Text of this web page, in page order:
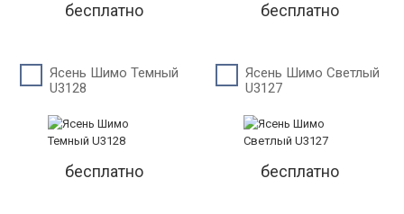
бесплатно бесплатно
Ясень Шимо Темный
U3128
бесплатно
Ясень Шимо Светлый
U3127
бесплатно